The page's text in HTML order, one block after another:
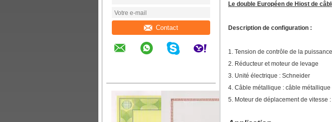
Contact
Le double Européen de Hiost de
Description de configuration :
1. Tension de contrôle de la
2. Réducteur et moteur de levage
3. Unité électrique : Schneider
4. Câble métallique : câble
5. Moteur de déplacement de vitesse